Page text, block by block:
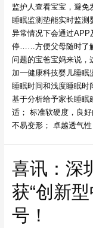
监护人查看宝宝，避免
睡眠监测垫能实时监测
异常情况下会通过APP
停……方便父母随时了
问题的宝爸宝妈来说，
加一健康科技婴儿睡眠
睡眠时间和浅度睡眠
基于分析给予家长睡眠
适； 标准软硬度，良
不易变形； 卓越透气性
喜讯：深
获“创新
号！